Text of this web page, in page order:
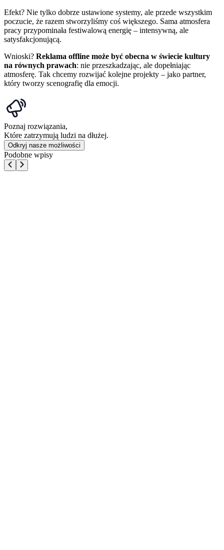
Efekt? Nie tylko dobrze ustawione systemy, ale przede wszystkim
poczucie, że razem stworzyliśmy coś większego. Sama atmosfera
pracy przypominała festiwalową energię – intensywną, ale
satysfakcjonującą.
Wnioski? Reklama offline może być obecna w świecie kultury
na równych prawach: nie przeszkadzając, ale dopełniając
atmosferę. Tak chcemy rozwijać kolejne projekty – jako partner,
który tworzy scenografię dla emocji.
Poznaj rozwiązania,
Które zatrzymują ludzi na dłużej.
Odkryj nasze możliwości
Podobne wpisy